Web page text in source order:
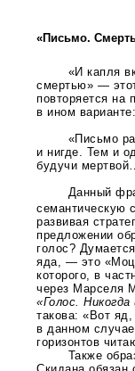
«Письмо.
«И капля
смертью» —
повторяется на
в ином варианте:
«Письмо
и нигде. Тем и
будучи
Данный
семантическую
развивая
предложении
голос?
яда, — это
которого, в
через Марселя
«Голос.
такова: «Вот
в данном
горизонтов
Также